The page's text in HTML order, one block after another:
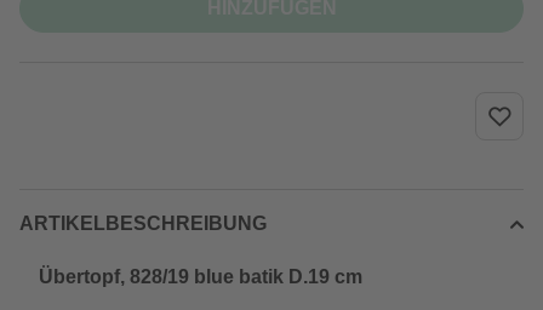
ARTIKELBESCHREIBUNG
Übertopf, 828/19 blue batik D.19 cm